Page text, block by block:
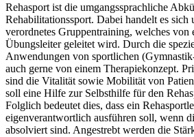
Rehasport ist die umgangssprachliche
Rehabilitationssport. Dabei handelt es sich
verordnetes Gruppentraining, welches von
Übungsleiter geleitet wird. Durch die
Anwendungen von sportlichen
auch gerne von einem Therapiekonzept.
sind die Vitalität sowie Mobilität von
soll eine Hilfe zur Selbsthilfe für den
Folglich bedeutet dies, dass ein
eigenverantwortlich ausführen soll, wenn
absolviert sind. Angestrebt werden die